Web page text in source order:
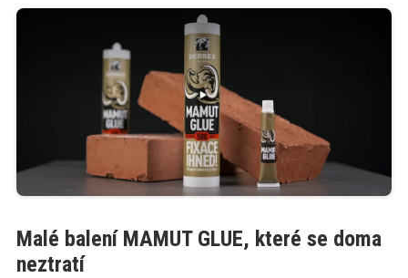
Malé balení MAMUT GLUE, které se doma
neztratí